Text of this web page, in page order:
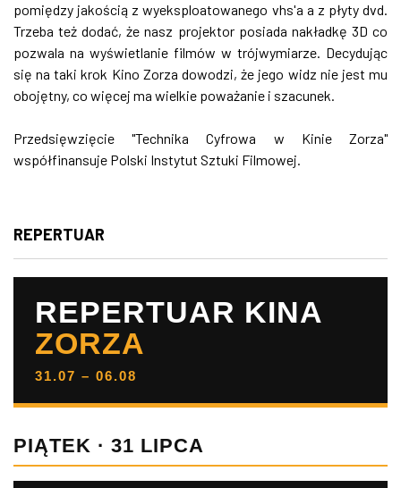
pomiędzy jakością z wyeksploatowanego vhs'a a z płyty dvd.
Trzeba też dodać, że nasz projektor posiada nakładkę 3D co
pozwala na wyświetlanie filmów w trójwymiarze. Decydując
się na taki krok Kino Zorza dowodzi, że jego widz nie jest mu
obojętny, co więcej ma wielkie poważanie i szacunek.
Przedsięwzięcie "Technika Cyfrowa w Kinie Zorza"
współfinansuje Polski Instytut Sztuki Filmowej.
REPERTUAR
REPERTUAR KINA
ZORZA
31.07 – 06.08
PIĄTEK · 31 LIPCA